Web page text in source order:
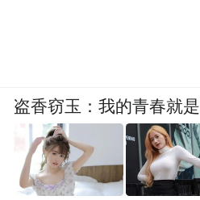
盗香窃玉：我的青春就